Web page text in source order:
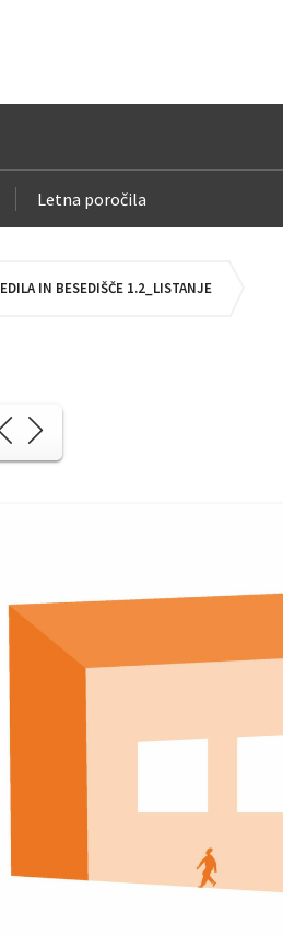
Letna poročila
IN BESEDIŠČE 1.2_LISTANJE